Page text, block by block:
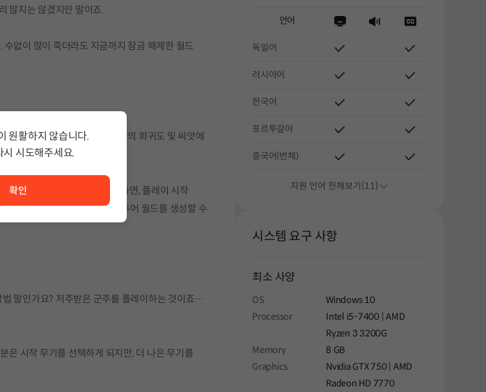
많지는 않겠지만 말이죠.
없이 많이 죽더라도 지금까지 잠금 해제한 월드
을 통해 월드를 생성하는 씨앗의 희귀도 및 씨앗에
드가 만들어집니다.
를 모두 담고 있습니다. 예를 들면, 플레이 시작
게 알맞은 플레이 스타일에 맞추어 월드를 생성할 수
말인가요? 저주받은 군주를 플레이하는 것이죠…
은 시작 무기를 선택하게 되지만, 더 나은 무기를
언어
독일어
러시아어
한국어
포르투갈어
중국어(번체)
지원 언어 전체보기(11)
시스템 요구 사항
최소 사양
OS
Windows 10
Processor
Intel i5-7400 | AMD
Ryzen 3 3200G
Memory
8 GB
Graphics
Nvidia GTX 750 | AMD
Radeon HD 7770
원활하지 않습니다.
시 시도해주세요.
확인